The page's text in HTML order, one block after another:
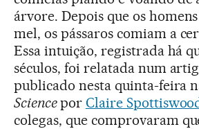
árvore. Depois que os
mel, os pássaros comiam a
Essa intuição, registrada há
séculos, foi relatada num
publicado nesta quinta-feira
Sciencepor Claire
colegas, que comprovaram